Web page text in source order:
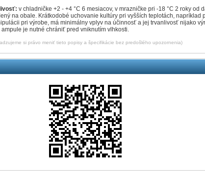
v chladničke +2 - +4 °C 6 mesiacov, v mrazničke pri -18 °C 2 roky od
na obale. Krátkodobé uchovanie kultúry pri vyšších teplotách, napríklad
pri výrobe, má minimálny vplyv na účinnosť a jej trvanlivosť nijako
je nutné chrániť pred vniknutím vlhkosti.
si právo meniť tieto popisy a špecifikácie bez predošlého upozornenia)